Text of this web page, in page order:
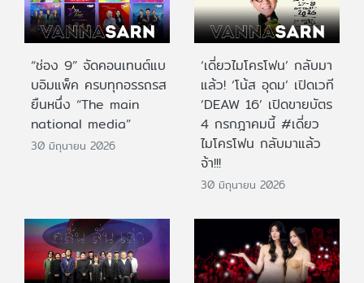
“ช่อง 9” จัดคอนเทนต์แบ
บอิมแพ็ค ครบทุกอรรถรส
ยืนหนึ่ง “The main
national media”
30 มิถุนายน 2026
‘เดี่ยวไมโครโฟน’ กลับมา
แล้ว! ‘โน้ส อุดม’ เปิดเวที
‘DEAW 16’ เปิดขายบัตร
4 กรกฎาคมนี้ #เดี่ยว
ไมโครโฟน กลับมาแล้ว
จ้า!!!
30 มิถุนายน 2026